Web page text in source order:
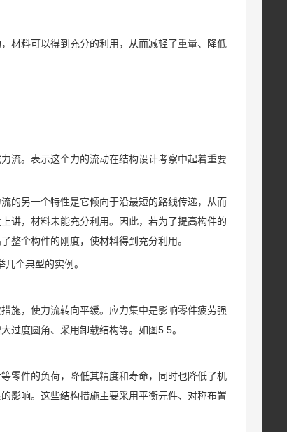
材料可以得到充分的利用，从而减轻了重量、降低
流。表示这个力的流动在结构设计考察中起着重要
的另一个特性是它倾向于沿最短的路线传递，从而
讲，材料未能充分利用。因此，若为了提高构件的
整个构件的刚度，使材料得到充分利用。
个典型的实例。
施，使力流转向平缓。应力集中是影响零件疲劳强
过度圆角、采用卸载结构等。如图5.5。
零件的负荷，降低其精度和寿命，同时也降低了机
影响。这些结构措施主要采用平衡元件、对称布置